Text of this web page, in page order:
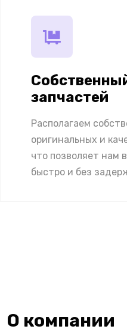
запчастей
Располагаем
оригинальных и
что позволяет нам
быстро и без
О компании